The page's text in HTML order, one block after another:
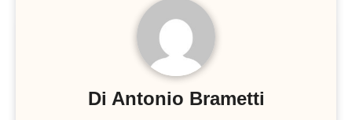
Di Antonio Brametti